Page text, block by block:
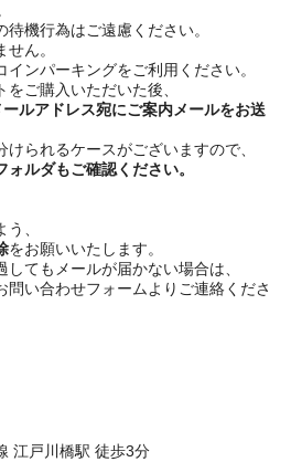
機行為はご遠慮ください。
ん。
ンパーキングをご利用ください。
ご購入いただいた後、
ルアドレス宛にご案内メールをお送
られるケースがございますので、
ルダもご確認ください。
、
をお願いいたします。
てもメールが届かない場合は、
問い合わせフォームよりご連絡くださ
江戸川橋駅 徒歩3分